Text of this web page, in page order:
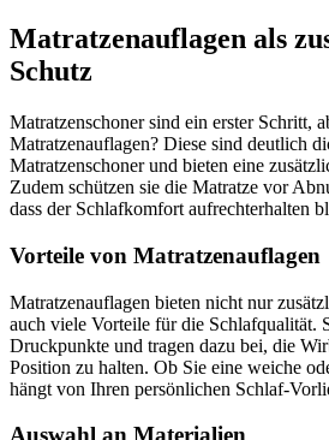
Matratzenauflagen als
Schutz
Matratzenschoner sind ein erster Schritt,
Matratzenauflagen? Diese sind deutlich
Matratzenschoner und bieten eine
Zudem schützen sie die Matratze vor
dass der Schlafkomfort aufrechterhalten
Vorteile von Matratzenauflagen
Matratzenauflagen bieten nicht nur
auch viele Vorteile für die Schlafqualität.
Druckpunkte und tragen dazu bei, die
Position zu halten. Ob Sie eine weiche
hängt von Ihren persönlichen Schlaf-